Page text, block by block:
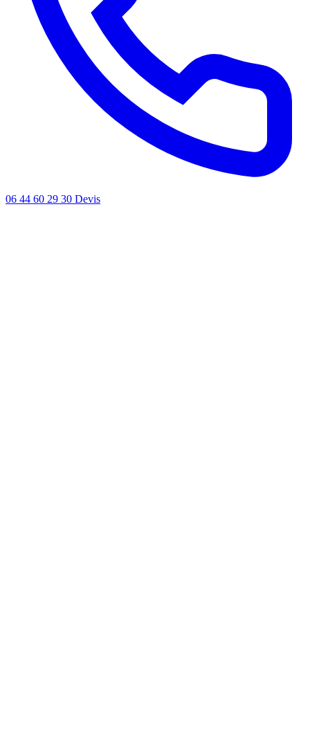
06 44 60 29 30 Devis